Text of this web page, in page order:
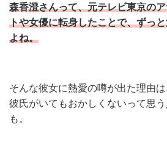
森香澄さんって、元テレビ東京の
トや女優に転身したことで、ずっ
よね。
そんな彼女に熱愛の噂が出た理由
彼氏がいてもおかしくないって思
も。